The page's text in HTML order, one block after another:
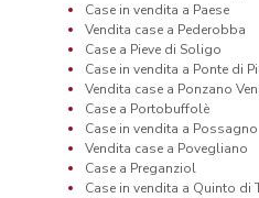
Case in vendita a Paese
Vendita case a Pederobba
Case a Pieve di Soligo
Case in vendita a Ponte di
Vendita case a Ponzano
Case a Portobuffolè
Case in vendita a Possagno
Vendita case a Povegliano
Case a Preganziol
Case in vendita a Quinto di